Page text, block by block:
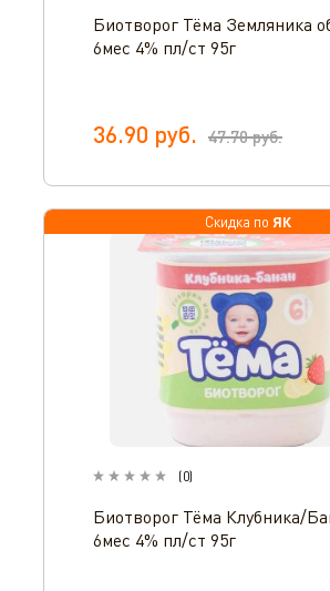
Биотворог Тёма Земляника
6мес 4% пл/ст 95г
36.90 руб. 47.70руб.
Скидка по ЯК
(0)
Биотворог Тёма Клубника/
6мес 4% пл/ст 95г